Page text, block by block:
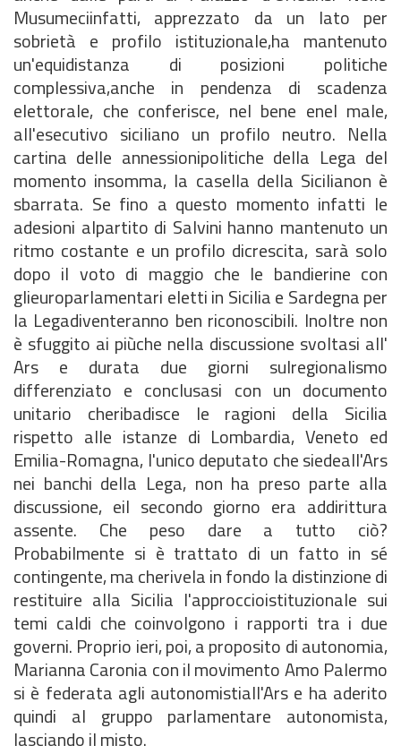
Musumeciinfatti, apprezzato da un lato per
sobrietà e profilo istituzionale,ha mantenuto
un'equidistanza di posizioni politiche
complessiva,anche in pendenza di scadenza
elettorale, che conferisce, nel bene enel male,
all'esecutivo siciliano un profilo neutro. Nella
cartina delle annessionipolitiche della Lega del
momento insomma, la casella della Sicilianon è
sbarrata. Se fino a questo momento infatti le
adesioni alpartito di Salvini hanno mantenuto un
ritmo costante e un profilo dicrescita, sarà solo
dopo il voto di maggio che le bandierine con
glieuroparlamentari eletti in Sicilia e Sardegna per
la Legadiventeranno ben riconoscibili. Inoltre non
è sfuggi­to ai piùche nella discussione svoltasi all'
Ars e durata due giorni sulregionalismo
differenziato e conclusasi con un documento
unitario cheribadisce le ragioni della Sicilia
rispetto alle istanze di Lombardia, Veneto ed
Emilia-Romagna, l'unico deputato che siedeall'Ars
nei banchi della Lega, non ha preso parte alla
discussione, eil secondo giorno era addirittura
assente. Che peso dare a tutto ciò?
Probabilmente si è trattato di un fatto in sé
contingente, ma cherivela in fondo la distinzione di
restituire alla Sicilia l'approccioistituzionale sui
temi caldi che coinvolgono i rapporti tra i due
governi. Proprio ieri, poi, a proposito di autonomia,
Marianna Caronia con il movimento Amo Palermo
si è federata agli autonomistiall'Ars e ha aderito
quindi al gruppo parlamentare autonomista,
lasciando il misto.